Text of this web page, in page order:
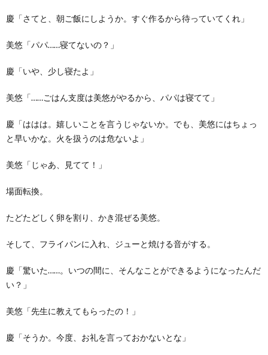
慶「さてと、朝ご飯にしようか。すぐ作るから待っていてくれ」
美悠「パパ……寝てないの？」
慶「いや、少し寝たよ」
美悠「……ごはん支度は美悠がやるから、パパは寝てて」
慶「ははは。嬉しいことを言うじゃないか。でも、美悠にはちょっ
と早いかな。火を扱うのは危ないよ」
美悠「じゃあ、見てて！」
場面転換。
たどたどしく卵を割り、かき混ぜる美悠。
そして、フライパンに入れ、ジューと焼ける音がする。
慶「驚いた……。いつの間に、そんなことができるようになったんだ
い？」
美悠「先生に教えてもらったの！」
慶「そうか。今度、お礼を言っておかないとな」